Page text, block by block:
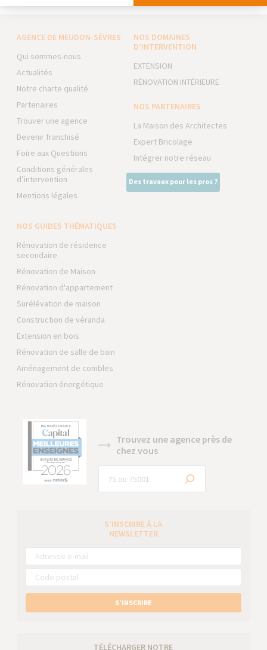
AGENCE DE MEUDON-SÈVRES
Qui sommes-nous
Actualités
Notre charte qualité
Partenaires
Trouver une agence
Devenir franchisé
Foire aux Questions
Conditions générales
d’intervention
Mentions légales
NOS DOMAINES
D’INTERVENTION
EXTENSION
RÉNOVATION INTÉRIEURE
NOS PARTENAIRES
La Maison des Architectes
Expert Bricolage
Intégrer notre réseau
Des travaux pour les pros ?
NOS GUIDES THÉMATIQUES
Rénovation de résidence
secondaire
Rénovation de Maison
Rénovation d'appartement
Surélévation de maison
Construction de véranda
Extension en bois
Rénovation de salle de bain
Aménagement de combles
Rénovation énergétique
Trouvez une agence près de
chez vous
S’INSCRIRE À LA
NEWSLETTER
S’INSCRIRE
TÉLÉCHARGER NOTRE